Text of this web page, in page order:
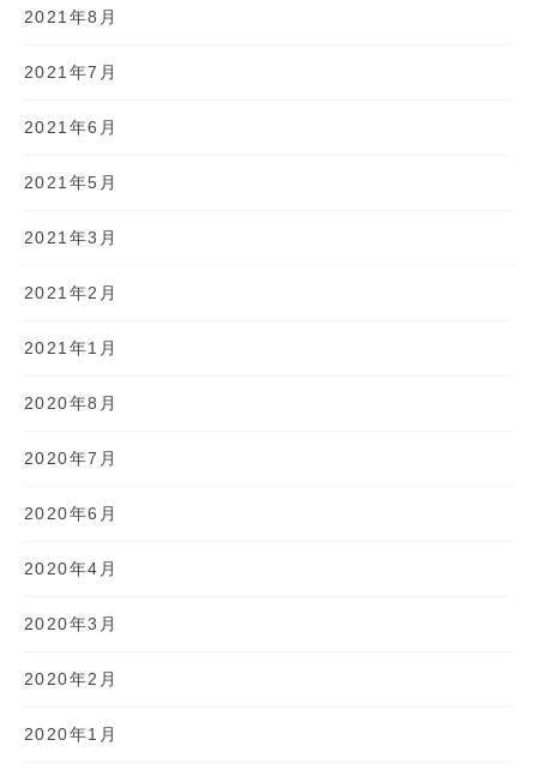
2021年8月
2021年7月
2021年6月
2021年5月
2021年3月
2021年2月
2021年1月
2020年8月
2020年7月
2020年6月
2020年4月
2020年3月
2020年2月
2020年1月